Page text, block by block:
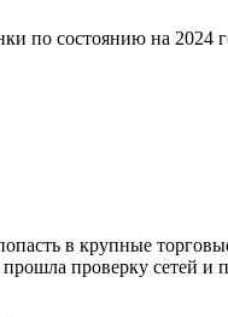
по состоянию на 2024
в крупные
проверку сетей и